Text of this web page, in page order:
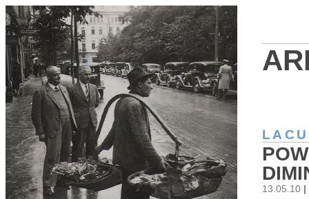
13.05.10